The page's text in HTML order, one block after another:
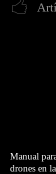
Manual
drones en